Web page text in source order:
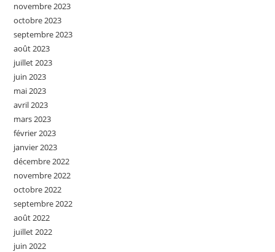
novembre 2023
octobre 2023
septembre 2023
août 2023
juillet 2023
juin 2023
mai 2023
avril 2023
mars 2023
février 2023
janvier 2023
décembre 2022
novembre 2022
octobre 2022
septembre 2022
août 2022
juillet 2022
juin 2022